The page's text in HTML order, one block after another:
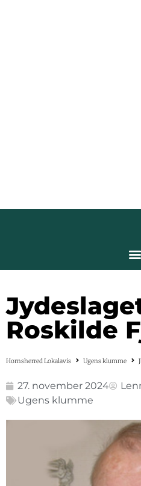
Roskilde
Hornsherred Lokalavis Ugens klumme
27. november 2024
Ugens klumme